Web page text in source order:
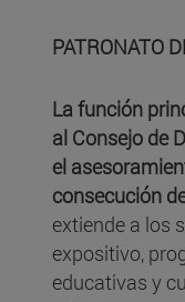
PATRONATO
La función
al Consejo de
el
consecución
extiende a los
expositivo,
educativas y